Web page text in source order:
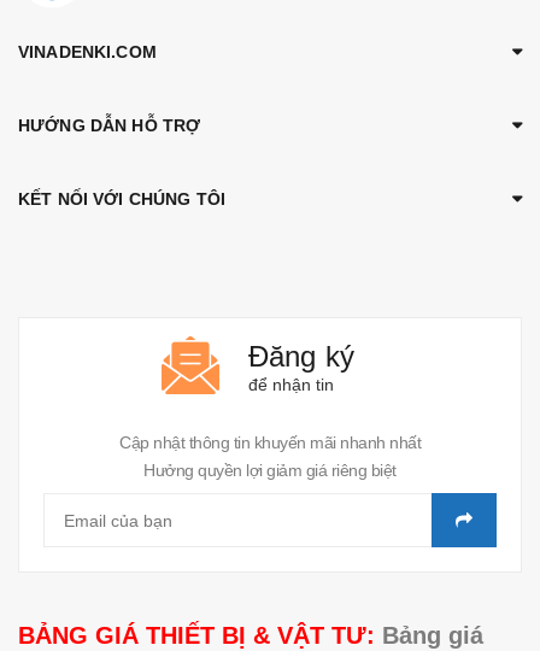
VINADENKI.COM
HƯỚNG DẪN HỖ TRỢ
KẾT NỐI VỚI CHÚNG TÔI
Đăng ký
để nhận tin
Cập nhật thông tin khuyến mãi nhanh nhất
Hưởng quyền lợi giảm giá riêng biệt
BẢNG GIÁ THIẾT BỊ & VẬT TƯ: Bảng giá